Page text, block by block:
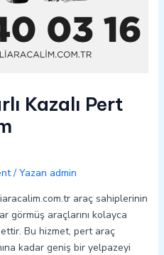
Kazalı Pert
/ Yazan admin
araç sahiplerinin
görmüş araçlarını kolayca
Bu hizmet, pert araç
kadar geniş bir yelpazeyi